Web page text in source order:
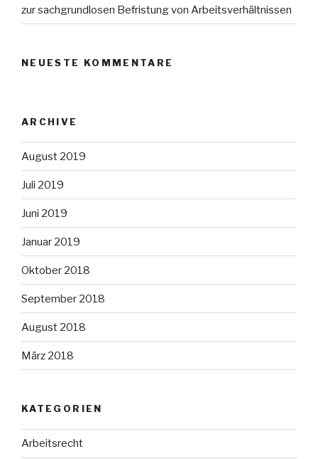
zur sachgrundlosen Befristung von Arbeitsverhältnissen
NEUESTE KOMMENTARE
ARCHIVE
August 2019
Juli 2019
Juni 2019
Januar 2019
Oktober 2018
September 2018
August 2018
März 2018
KATEGORIEN
Arbeitsrecht